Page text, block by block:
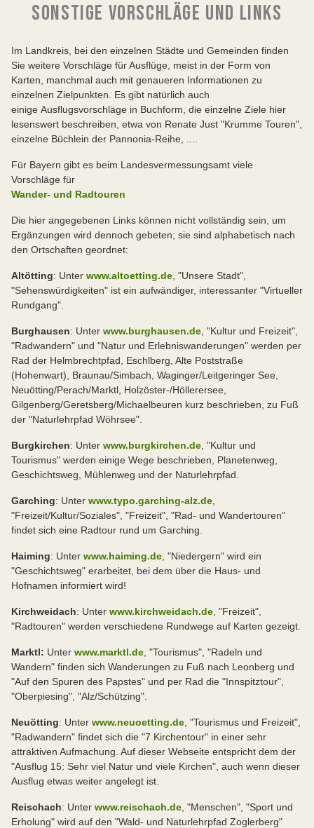
SONSTIGE VORSCHLÄGE UND LINKS
Im Landkreis, bei den einzelnen Städte und Gemeinden finden
Sie weitere Vorschläge für Ausflüge, meist in der Form von
Karten, manchmal auch mit genaueren Informationen zu
einzelnen Zielpunkten. Es gibt natürlich auch
einige Ausflugsvorschläge in Buchform, die einzelne Ziele hier
lesenswert beschreiben, etwa von Renate Just "Krumme Touren",
einzelne Büchlein der Pannonia-Reihe, ....
Für Bayern gibt es beim Landesvermessungsamt viele
Vorschläge für
Wander- und Radtouren
Die hier angegebenen Links können nicht vollständig sein, um
Ergänzungen wird dennoch gebeten; sie sind alphabetisch nach
den Ortschaften geordnet:
Altötting: Unter www.altoetting.de , "Unsere Stadt",
"Sehenswürdigkeiten" ist ein aufwändiger, interessanter "Virtueller
Rundgang".
Burghausen: Unter www.burghausen.de , "Kultur und Freizeit",
"Radwandern" und "Natur und Erlebniswanderungen" werden per
Rad der Helmbrechtpfad, Eschlberg, Alte Poststraße
(Hohenwart), Braunau/Simbach, Waginger/Leitgeringer See,
Neuötting/Perach/Marktl, Holzöster-/Höllerersee,
Gilgenberg/Geretsberg/Michaelbeuren kurz beschrieben, zu Fuß
der "Naturlehrpfad Wöhrsee".
Burgkirchen: Unter www.burgkirchen.de , "Kultur und
Tourismus" werden einige Wege beschrieben, Planetenweg,
Geschichtsweg, Mühlenweg und der Naturlehrpfad.
Garching: Unter www.typo.garching-alz.de
"Freizeit/Kultur/Soziales", "Freizeit", "Rad- und Wandertouren"
findet sich eine Radtour rund um Garching.
Haiming: Unter www.haiming.de , "Niedergern" wird ein
"Geschichtsweg" erarbeitet, bei dem über die Haus- und
Hofnamen informiert wird!
Kirchweidach: Unter www.kirchweidach.de , "Freizeit",
"Radtouren" werden verschiedene Rundwege auf Karten gezeigt.
Marktl: Unter www.marktl.de , "Tourismus", "Radeln und
Wandern" finden sich Wanderungen zu Fuß nach Leonberg und
"Auf den Spuren des Papstes" und per Rad die "Innspitztour",
"Oberpiesing", "Alz/Schützing".
Neuötting: Unter www.neuoetting.de , "Tourismus und Freizeit",
"Radwandern" findet sich die "7 Kirchentour" in einer sehr
attraktiven Aufmachung. Auf dieser Webseite entspricht dem der
"Ausflug 15: Sehr viel Natur und viele Kirchen", auch wenn dieser
Ausflug etwas weiter angelegt ist.
Reischach: Unter www.reischach.de , "Menschen", "Sport und
Erholung" wird auf den "Wald- und Naturlehrpfad Zoglerberg"